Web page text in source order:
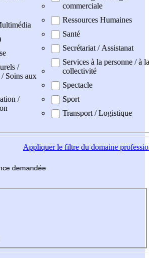
/
Soins aux
/
commerciale
Ressources Humaines
Santé
Secrétariat / Assistanat
Services à la personne / à la
collectivité
Spectacle
Sport
Transport / Logistique
Appliquerle filtre du domaine
demandée